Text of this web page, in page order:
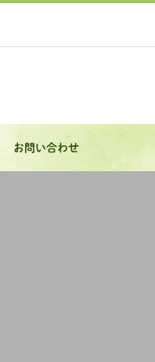
お問い合わせ